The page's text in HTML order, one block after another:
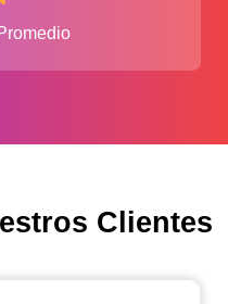
Clientes